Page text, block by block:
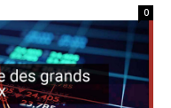
0